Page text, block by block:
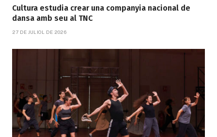
Cultura estudia crear una companyia nacional de
dansa amb seu al TNC
27 DE JULIOL DE 2026